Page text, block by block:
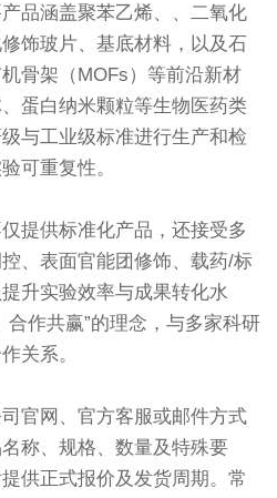
品涵盖聚苯乙烯、、二氧化
饰玻片、基底材料，以及石
骨架（MOFs）等前沿新材
蛋白纳米颗粒等生物医药类
与工业级标准进行生产和检
可重复性。
提供标准化产品，还接受多
、表面官能团修饰、载药/标
升实验效率与成果转化水
合作共赢”的理念，与多家科研
关系。
官网、官方客服或邮件方式
称、规格、数量及特殊要
供正式报价及发货周期。常